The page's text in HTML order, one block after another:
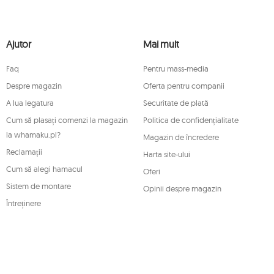
la o autoritate de supraveghere
în orice moment, consimțământul
dintre drepturile menționate mai sus,
ODO
Ajutor
Faq
Despre magazin
A lua legatura
Cum să plasați comenzi la magazin
la whamaku.pl?
Reclamații
Cum să alegi hamacul
Sistem de montare
Întreținere
Mai mult
Pentru mass-media
Oferta pentru companii
Securitate de plată
Politica de confidențialitate
Magazin de încredere
Harta site-ului
Oferi
Opinii despre magazin